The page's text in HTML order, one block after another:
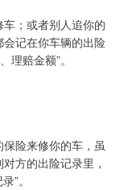
；或者别人追你的
记在你车辆的出险
理赔金额”。
险来修你的车，虽
方的出险记录里，
”。